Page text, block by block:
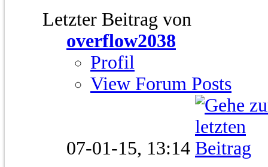
Letzter Beitrag von
overflow2038
Profil
View Forum Posts
07-01-15, 13:14